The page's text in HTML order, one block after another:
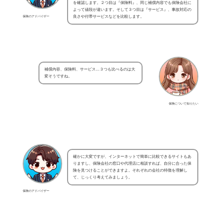
保険のアドバイザー
を確認します。２つ目は『保険料』、同じ補償内容でも保険会社に
よって値段が違います。そして３つ目は『サービス』、事故対応の
良さや付帯サービスなどを比較します。
保険について知りたい
補償内容、保険料、サービス…３つも比べるのは大
変そうですね。
保険のアドバイザー
確かに大変ですが、インターネットで簡単に比較できるサイトもあ
りますし、保険会社の窓口や代理店に相談すれば、自分に合った保
険を見つけることができますよ。それぞれの会社の特徴を理解し
て、じっくり考えてみましょう。